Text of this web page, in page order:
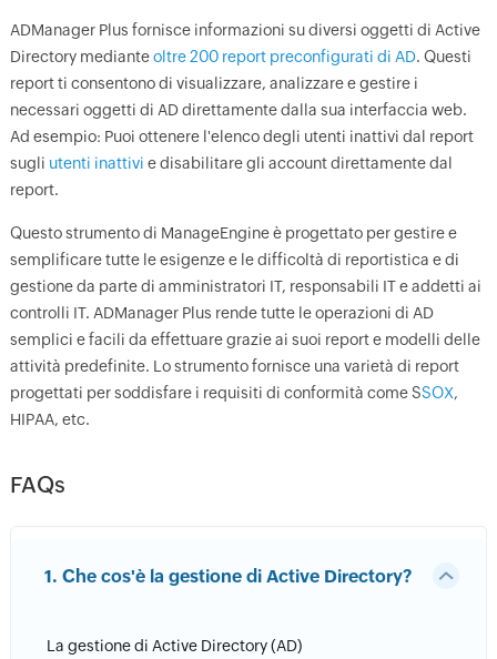
ADManager Plus fornisce informazioni su diversi oggetti di Active
Directory medianteoltre 200 report preconfigurati di AD. Questi
report ti consentono di visualizzare, analizzare e gestire i
necessari oggetti di AD direttamente dalla sua interfaccia web.
Ad esempio: Puoi ottenere l'elenco degli utenti inattivi dal report
sugli utenti inattivi e disabilitare gli account direttamente dal
report.
Questo strumento di ManageEngine è progettato per gestire e
semplificare tutte le esigenze e le difficoltà di reportistica e di
gestione da parte di amministratori IT, responsabili IT e addetti ai
controlli IT. ADManager Plus rende tutte le operazioni di AD
semplici e facili da effettuare grazie ai suoi report e modelli delle
attività predefinite. Lo strumento fornisce una varietà di report
progettati per soddisfare i requisiti di conformità come SSOX,
HIPAA, etc.
FAQs
1. Che cos'è la gestione di Active Directory?
La gestione di Active Directory (AD)